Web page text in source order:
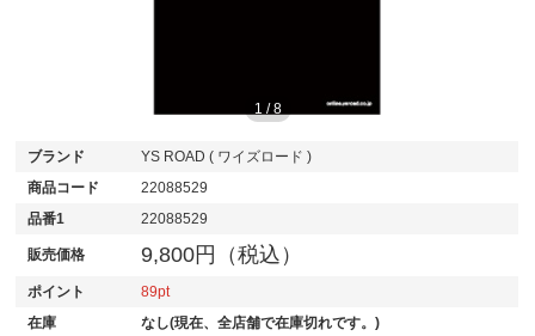
1/8
ブランド
YS ROAD ( ワイズロード )
商品コード
22088529
品番1
22088529
販売価格 9,800円（税込）
ポイント
89
在庫
なし(現在、全店舗で在庫切れです。)